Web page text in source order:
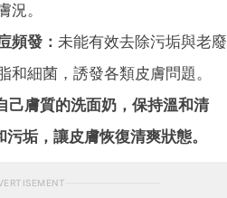
況。
頻發： 未能有效去除污垢與老廢
和細菌，誘發各類皮膚問題。
己膚質的洗面奶，保持溫和清
垢，讓皮膚恢復清爽狀態。